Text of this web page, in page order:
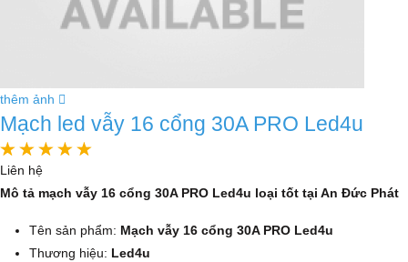
thêm ảnh
Mạch led vẫy 16 cổng 30A PRO Led4u
Liên hệ
Mô tả mạch vẫy 16 cổng 30A PRO Led4u loại tốt tại An Đức Phát
Tên sản phẩm: Mạch vẫy 16 cổng 30A PRO Led4u
Thương hiệu: Led4u